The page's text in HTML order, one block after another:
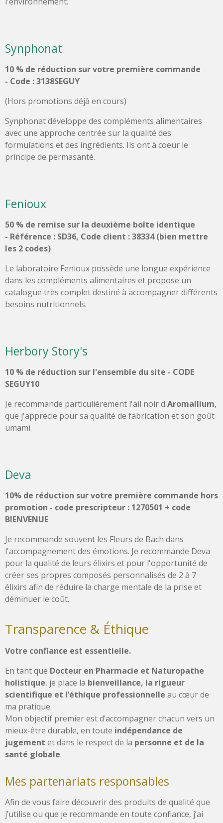
Synphonat
10 % de réduction sur votre première commande
- Code : 3138SEGUY
(Hors promotions déjà en cours)
Synphonat développe des compléments alimentaires
avec une approche centrée sur la qualité des
formulations et des ingrédients. Ils ont à coeur le
principe de permasanté.
Fenioux
50 % de remise sur la deuxième boîte identique
- Référence : SD36, Code client : 38334 (bien mettre
les 2 codes)
Le laboratoire Fenioux possède une longue expérience
dans les compléments alimentaires et propose un
catalogue très complet destiné à accompagner différents
besoins nutritionnels.
Herbory Story's
10 % de réduction sur l'ensemble du site - CODE
SEGUY10
Je recommande particulièrement l'ail noir d'Aromallium,
que j'apprécie pour sa qualité de fabrication et son goût
umami.
Deva
10% de réduction sur votre première commande hors
promotion - code prescripteur : 1270501 + code
BIENVENUE
Je recommande souvent les Fleurs de Bach dans
l'accompagnement des émotions. Je recommande Deva
pour la qualité de leurs élixirs et pour l'opportunité de
créer ses propres composés personnalisés de 2 à 7
élixirs afin de réduire la charge mentale de la prise et
déminuer le coût.
Transparence & Éthique
Votre confiance est essentielle.
En tant que Docteur en Pharmacie et Naturopathe
holistique, je place la bienveillance, la rigueur
scientifique et l’éthique professionnelle au cœur de
ma pratique.
Mon objectif premier est d’accompagner chacun vers un
mieux-être durable, en toute indépendance de
jugement et dans le respect de la personne et de la
santé globale.
Mes partenariats responsables
Afin de vous faire découvrir des produits de qualité que
j’utilise ou que je recommande en toute confiance, j’ai